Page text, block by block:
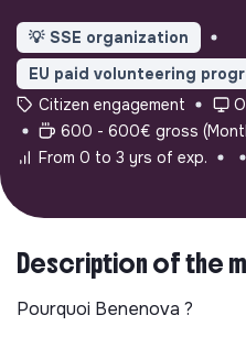
💡 SSE organization
EU paid volunteering
Citizen engagement
600 - 600€ gross
From 0 to 3 yrs of exp.
Description of the
Pourquoi Benenova ?